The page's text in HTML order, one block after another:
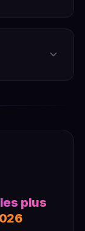
expand_more
les plus